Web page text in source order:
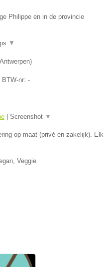
Philippe en in de provincie
▼
Antwerpen)
BTW-nr: -
Screenshot ▼
op maat (privé en zakelijk). Elk
Veggie